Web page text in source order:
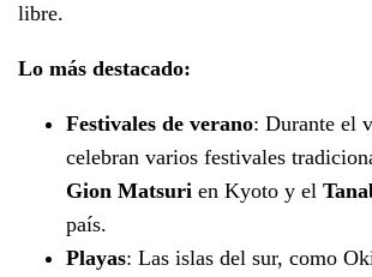
libre.
Lo más destacado:
Festivales de verano: Durante el
celebran varios festivales
Gion Matsuri en Kyoto y el
país.
Playas: Las islas del sur, como